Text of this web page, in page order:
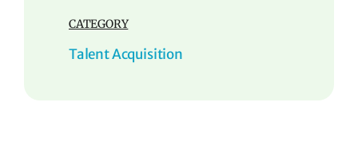
CATEGORY
Talent Acquisition